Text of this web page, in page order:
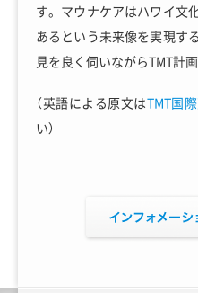
す。マウナケアはハワイ文
あるという未来像を実現す
見を良く伺いながらTMT計
（英語による原文はTMT国
い）